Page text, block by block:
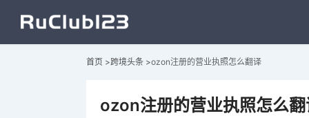
首页 >跨境头条 >ozon注册的营业执照怎么翻译
ozon注册的营业执照怎么